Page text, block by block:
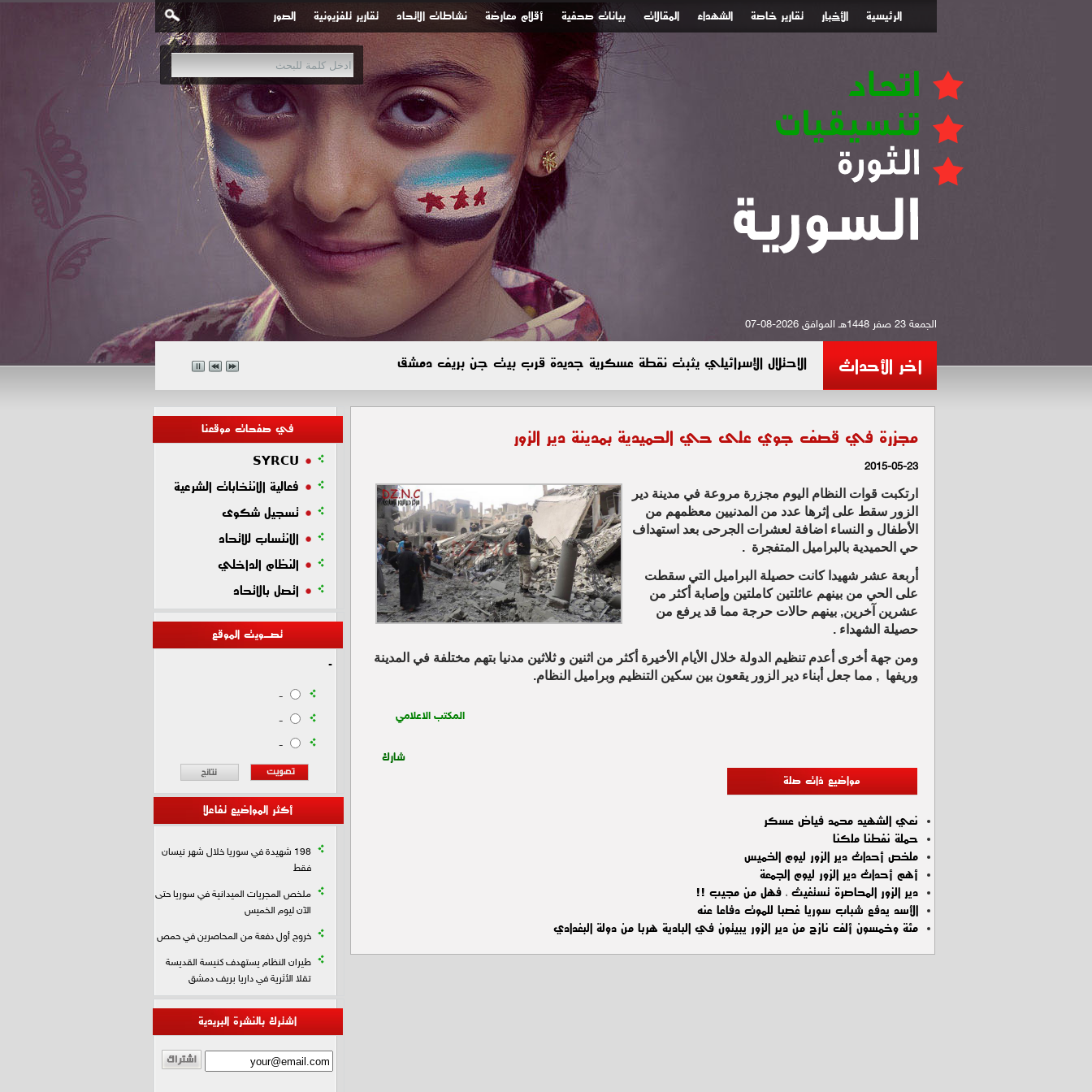
الرئيسية الأخبار تقارير خاصة الشهداء المقالات بيانات صحفية أقلام معارضة نشاطات الاتحاد تقارير تلفزيونية الصور
الجمعة 23 صفر 1448هـ الموافق 2026-08-07
آخر الأحداث الاحتلال الإسرائيلي يثبت نقطة عسكرية جديدة قرب بيت جن بريف دمشق
مجزرة في قصف جوي على حي الحميدية بمدينة دير الزور
2015-05-23
ارتكبت قوات النظام اليوم مجزرة مروعة في مدينة دير
الزور سقط على إثرها عدد من المدنيين معظمهم من
الأطفال و النساء اضافة لعشرات الجرحى بعد استهداف
حي الحميدية بالبراميل المتفجرة .
أربعة عشر شهيدا كانت حصيلة البراميل التي سقطت
على الحي من بينهم عائلتين كاملتين وإصابة أكثر من
عشرين آخرين, بينهم حالات حرجة مما قد يرفع من
حصيلة الشهداء .
ومن جهة أخرى أعدم تنظيم الدولة خلال الأيام الأخيرة أكثر من اثنين و ثلاثين مدنيا بتهم مختلفة في المدينة
وريفها , مما جعل أبناء دير الزور يقعون بين سكين التنظيم وبراميل النظام.
المكتب الاعلامي
شارك
مواضيع ذات صلة
نعي الشهيد محمد فياض عسكر
حملة نفطنا ملكنا
ملخص أحداث دير الزور ليوم الخميس
أهم أحداث دير الزور ليوم الجمعة
دير الزور المحاصرة تستغيث ، فهل من مجيب !!
الأسد يدفع شباب سوريا غصبا للموت دفاعا عنه
مئة وخمسون ألف نازح من دير الزور يبيتون في البادية هربا من دولة البغدادي
في صفحات موقعنا
SYRCU
فعالية الانتخابات الشرعية
تسجيل شكوى
الانتساب للاتحاد
النظام الداخلي
اتصل بالاتحاد
تصـويت الموقع
-
-
-
-
أكثر المواضيع تفاعلا
198 شهيدة في سوريا خلال شهر نيسان
فقط
ملخص المجريات الميدانية في سوريا حتى
الآن ليوم الخميس
خروج أول دفعة من المحاصرين في حمص
طيران النظام يستهدف كنيسة القديسة
تقلا الأثرية في داريا بريف دمشق
اشترك بالنشرة البريدية